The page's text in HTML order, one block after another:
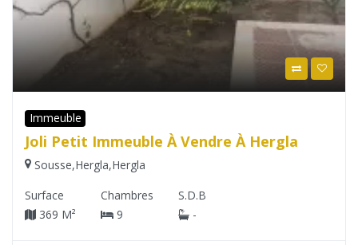
Immeuble
Joli Petit Immeuble À Vendre À Hergla
Sousse,Hergla,Hergla
Surface
369 M²
Chambres
9
S.D.B
-